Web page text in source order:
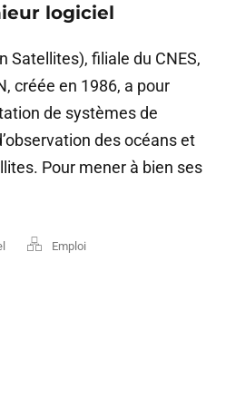
logiciel
Satellites), filiale du CNES,
créée en 1986, a pour
de systèmes de
des océans et
Pour mener à bien ses
Emploi